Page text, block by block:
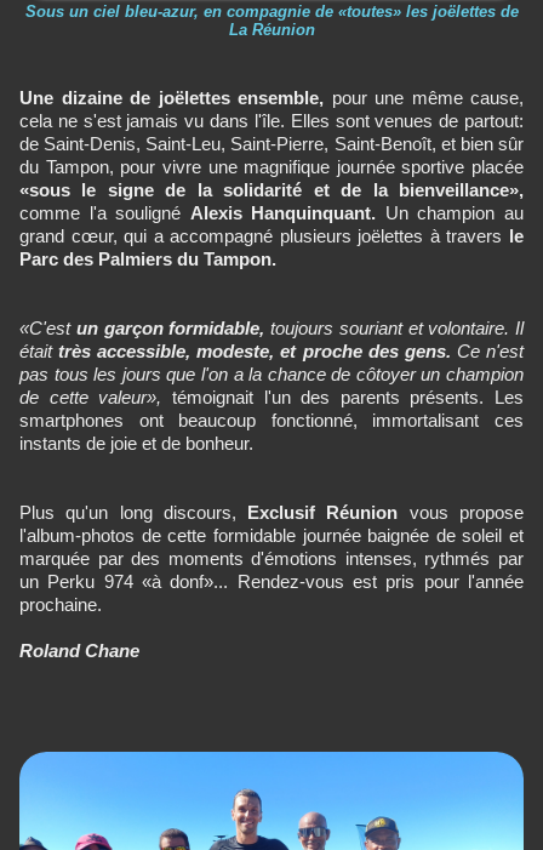
Sous un ciel bleu-azur, en compagnie de «toutes» les joëlettes de
La Réunion
Une dizaine de joëlettes ensemble, pour une même cause,
cela ne s'est jamais vu dans l'île. Elles sont venues de partout:
de Saint-Denis, Saint-Leu, Saint-Pierre, Saint-Benoît, et bien sûr
du Tampon, pour vivre une magnifique journée sportive placée
«sous le signe de la solidarité et de la bienveillance»,
comme l'a souligné Alexis Hanquinquant. Un champion au
grand cœur, qui a accompagné plusieurs joëlettes à travers le
Parc des Palmiers du Tampon.
«C'est un garçon formidable, toujours souriant et volontaire. Il
étaittrès accessible, modeste, et proche des gens. Ce n'est
pas tous les jours que l'on a la chance de côtoyer un champion
de cette valeur», témoignait l'un des parents présents. Les
smartphones ont beaucoup fonctionné, immortalisant ces
instants de joie et de bonheur.
Plus qu'un long discours, Exclusif Réunion vous propose
l'album-photos de cette formidable journée baignée de soleil et
marquée par des moments d'émotions intenses, rythmés par
un Perku 974 «à donf»... Rendez-vous est pris pour l'année
prochaine.
Roland Chane